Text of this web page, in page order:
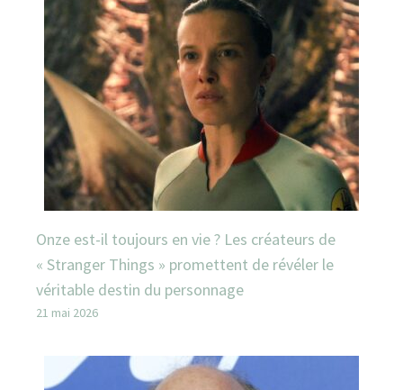
Onze est-il toujours en vie ? Les créateurs de
« Stranger Things » promettent de révéler le
véritable destin du personnage
21 mai 2026